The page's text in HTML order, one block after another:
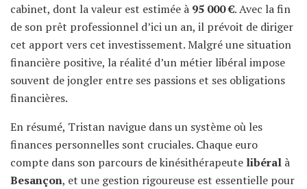
cabinet, dont la valeur est estimée à 95 000 €. Avec la fin
de son prêt professionnel d’ici un an, il prévoit de diriger
cet apport vers cet investissement. Malgré une situation
financière positive, la réalité d’un métier libéral impose
souvent de jongler entre ses passions et ses obligations
financières.
En résumé, Tristan navigue dans un système où les
finances personnelles sont cruciales. Chaque euro
compte dans son parcours de kinésithérapeute libéral à
Besançon, et une gestion rigoureuse est essentielle pour